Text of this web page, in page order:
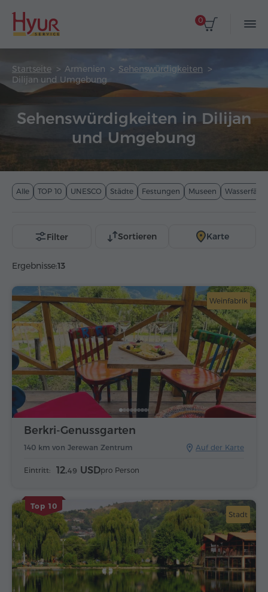
0
Startseite Armenien
Sehenswürdigkeiten
Dilijan und Umgebung
Sehenswürdigkeiten in Dilijan
und Umgebung
Alle TOP 10 UNESCO Städte Festungen Museen Wasserfälle
Ergebnisse:13
Filter Sortieren Karte
Weinfabrik
Auf der Karte
140 km von Jerewan Zentrum
Berkri-Genussgarten
Eintritt: 12.49 USDpro Person
Top 10
Stadt